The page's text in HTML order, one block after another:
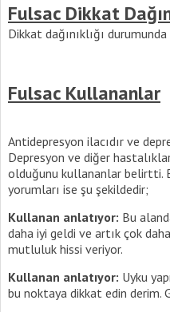
Fulsac Dikkat
Dikkat dağınıklığı
Fulsac Kullananlar
Antidepresyon ilacıdır ve
Depresyon ve diğer
olduğunu kullananlar belirtti.
yorumları ise şu şekildedir;
Kullanan anlatıyor: Bu
daha iyi geldi ve artık çok
mutluluk hissi veriyor.
Kullanan anlatıyor: Uyku
bu noktaya dikkat edin derim.